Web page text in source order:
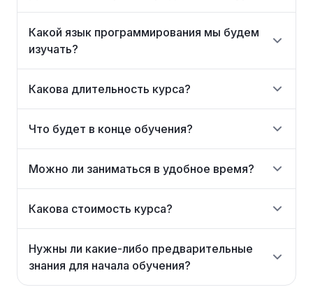
Какой язык программирования мы будем
изучать?
Какова длительность курса?
Что будет в конце обучения?
Можно ли заниматься в удобное время?
Какова стоимость курса?
Нужны ли какие-либо предварительные
знания для начала обучения?